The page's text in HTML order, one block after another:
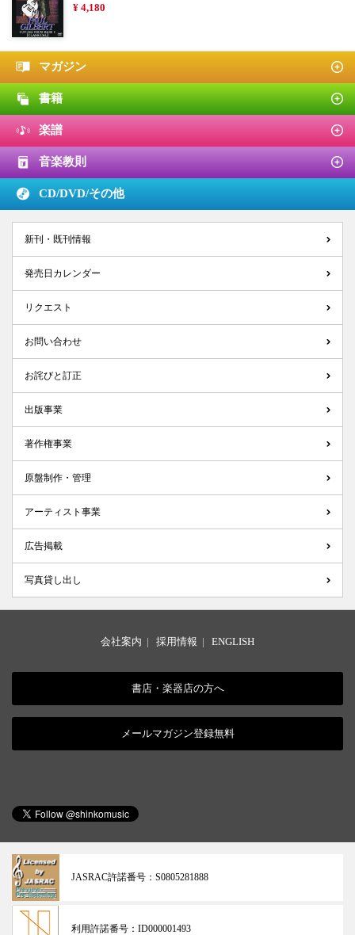
¥ 4,180
マガジン
書籍
楽譜
音楽教則
CD/DVD/その他
新刊・既刊情報
発売日カレンダー
リクエスト
お問い合わせ
お詫びと訂正
出版事業
著作権事業
原盤制作・管理
アーティスト事業
広告掲載
写真貸し出し
会社案内 | 採用情報 | ENGLISH
書店・楽器店の方へ
メールマガジン登録無料
JASRAC許諾番号： S0805281888
利用許諾番号： ID000001493